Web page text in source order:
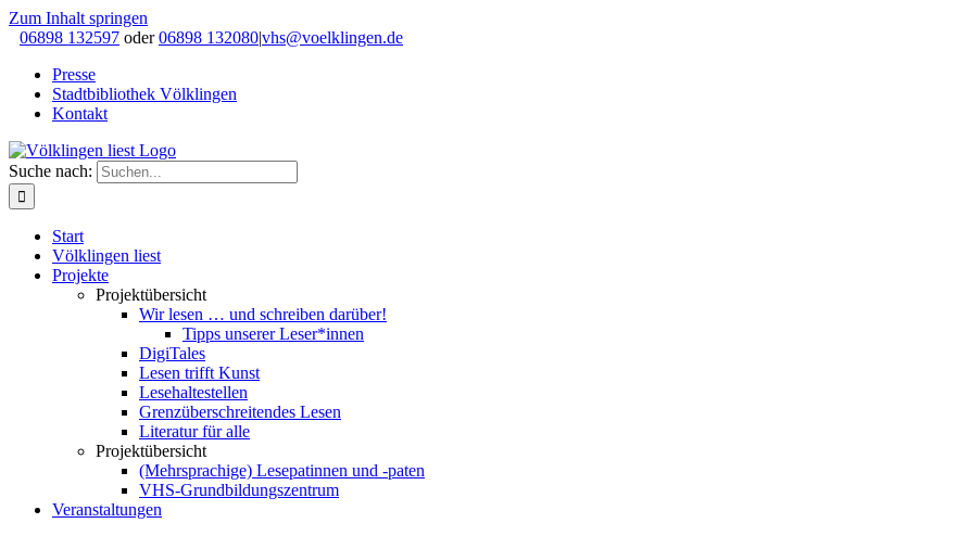
Zum Inhalt springen
06898 132597 oder06898 132080|vhs@voelklingen.de
Presse
Stadtbibliothek Völklingen
Kontakt
Suche nach:
Start
Völklingen liest
Projekte
Projektübersicht
Wir lesen … und schreiben darüber!
Tipps unserer Leser*innen
DigiTales
Lesen trifft Kunst
Lesehaltestellen
Grenzüberschreitendes Lesen
Literatur für alle
Projektübersicht
(Mehrsprachige) Lesepatinnen und -paten
VHS-Grundbildungszentrum
Veranstaltungen